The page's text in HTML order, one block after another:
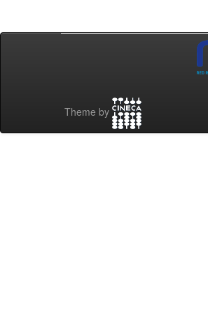
Theme by